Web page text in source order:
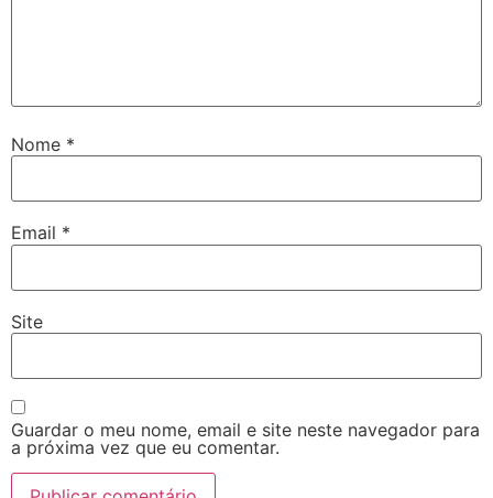
Nome *
Email *
Site
Guardar o meu nome, email e site neste navegador para
a próxima vez que eu comentar.